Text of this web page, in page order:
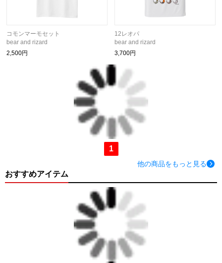
コモンマーモセット
bear and rizard
2,500円
12レオパ
bear and rizard
3,700円
1
他の商品をもっと見る
おすすめアイテム